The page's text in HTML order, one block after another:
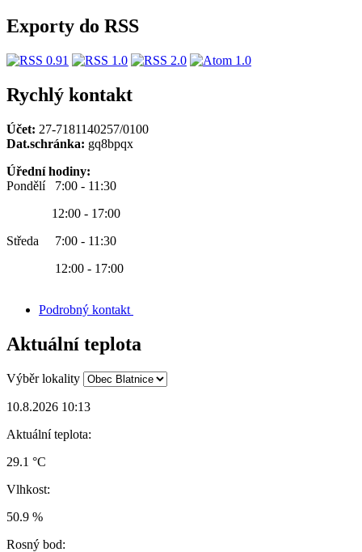
Exporty do RSS
Rychlý kontakt
Účet: 27-7181140257/0100
Dat.schránka: gq8bpqx
Úřední hodiny:
Pondělí 7:00 - 11:30
12:00 - 17:00
Středa 7:00 - 11:30
12:00 - 17:00
Podrobný kontakt
Aktuální teplota
Výběr lokality
10.8.2026 10:13
Aktuální teplota:
29.1 °C
Vlhkost:
50.9 %
Rosný bod: